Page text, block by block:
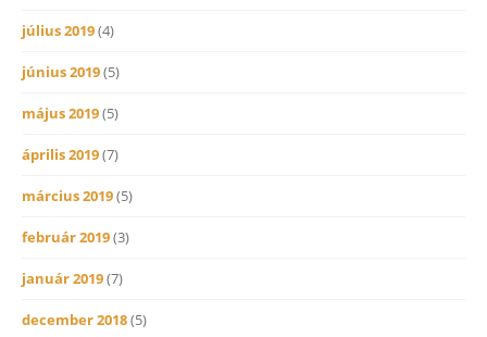
július 2019(4)
június 2019(5)
május 2019(5)
április 2019(7)
március 2019(5)
február 2019(3)
január 2019(7)
december 2018(5)